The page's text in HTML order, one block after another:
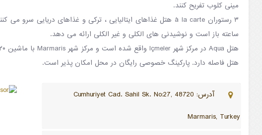
مینی کلوب تفریح کنند.
ساعته باز است و نوشیدنی های الکلی و غیر الکلی ارائه می دهد.
هتل فاصله دارد. پارکینگ خصوصی رایگان در محل امکان پذیر است.
آدرس: Cumhuriyet Cad. Sahil Sk. No:27, 48720
Marmaris, Turkey